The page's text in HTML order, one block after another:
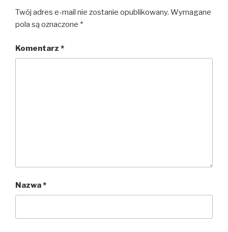
Twój adres e-mail nie zostanie opublikowany. Wymagane
pola są oznaczone *
Komentarz *
Nazwa*